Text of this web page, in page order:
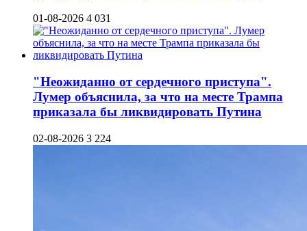
01-08-2026 4 031
"Неожиданно от сердечного приступа".
Лумер объяснила, за что на месте Трампа
приказала бы ликвидировать Путина
02-08-2026 3 224